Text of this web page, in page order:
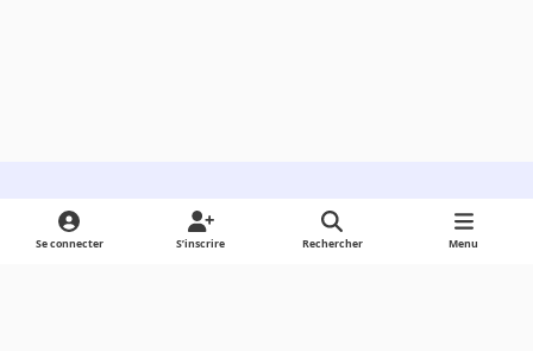
Light ModeDark ModeSystem Preference
Se connecter S’inscrire Rechercher Menu